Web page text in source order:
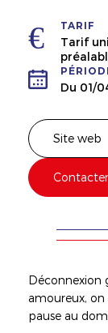
TARIF
Tarif
Du 01/
Site web
Contacter
Déconnexion
amoureux, on
pause au